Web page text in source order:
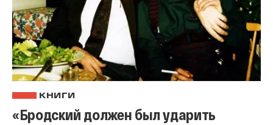
КНИГИ
«Бродский должен был ударить